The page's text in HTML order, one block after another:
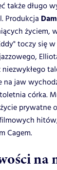
także długo
Produkcja
toczy się
jaw
córka.
prywatne
Cagem.
na